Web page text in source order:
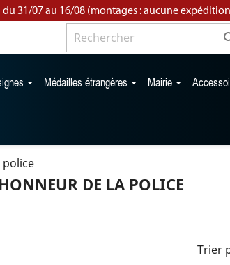
31/07 au 16/08 (montages : aucune
Médailles étrangères Mairie
DE LA POLICE
Trier